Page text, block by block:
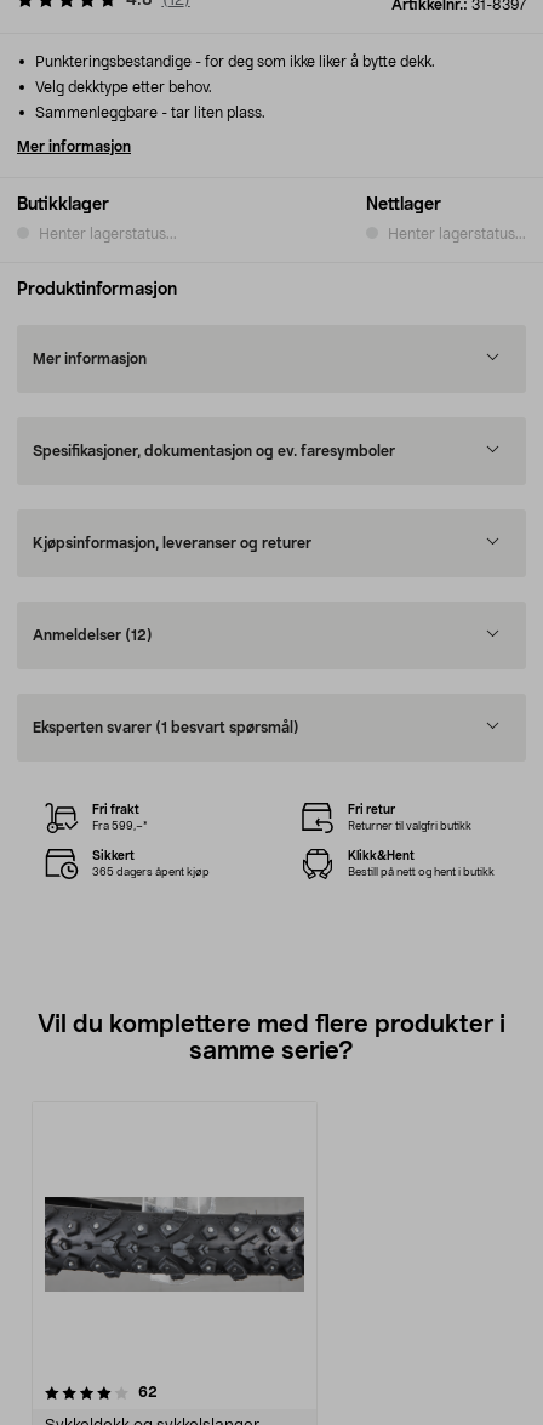
Artikkelnr.: 31-8397
Butikklager
Henter lagerstatus...
Nettlager
Henter lagerstatus...
Punkteringsbestandige - for deg som ikke liker å bytte dekk.
Velg dekktype etter behov.
Sammenleggbare - tar liten plass.
Mer informasjon
Produktinformasjon
Mer informasjon
Spesifikasjoner, dokumentasjon og ev. faresymboler
Kjøpsinformasjon, leveranser og returer
Anmeldelser (12)
Eksperten svarer (1 besvart spørsmål)
Fri frakt
Fra 599,–*
Fri retur
Returner til valgfri butikk
Sikkert
365 dagers åpent kjøp
Klikk&Hent
Bestill på nett og hent i butikk
Vil du komplettere med flere produkter i
samme serie?
62